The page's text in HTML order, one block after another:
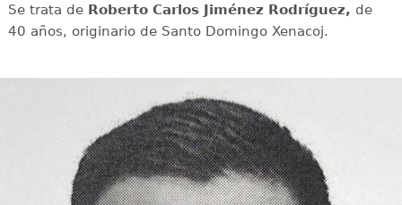
Se trata de Roberto Carlos Jiménez Rodríguez, de
40 años, originario de Santo Domingo Xenacoj.